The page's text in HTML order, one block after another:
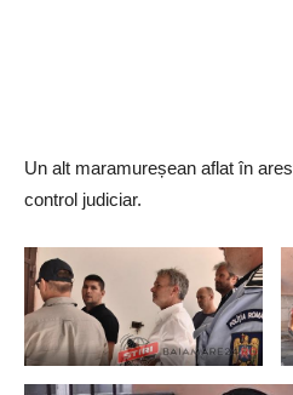
Un alt maramureșean aflat în
control judiciar.